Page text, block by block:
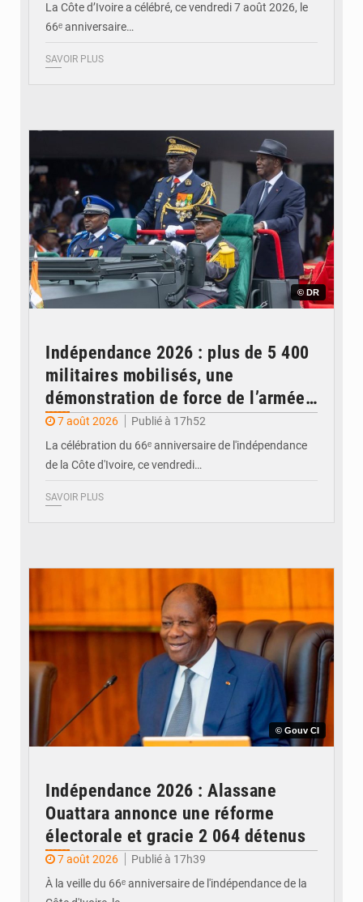
Yopougon
La Côte d’Ivoire a célébré, ce vendredi 7 août 2026, le
66ᵉ anniversaire…
SAVOIR PLUS
© DR
Indépendance 2026 : plus de 5 400
militaires mobilisés, une
démonstration de force de l’armée
ivoirienne à Yopougon
7 août 2026
Publié à 17h52
La célébration du 66ᵉ anniversaire de l'indépendance
de la Côte d'Ivoire, ce vendredi…
SAVOIR PLUS
© Gouv CI
Indépendance 2026 : Alassane
Ouattara annonce une réforme
électorale et gracie 2 064 détenus
7 août 2026
Publié à 17h39
À la veille du 66ᵉ anniversaire de l'indépendance de la